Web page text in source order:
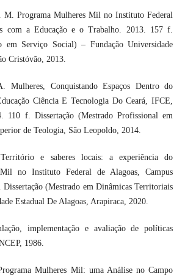
Programa Mulheres Mil no Instituto Federal
com a Educação e o Trabalho. 2013. 157 f.
em Serviço Social) – Fundação Universidade
Cristóvão, 2013.
Conquistando Espaços Dentro do
Ciência E Tecnologia Do Ceará, IFCE,
110 f. Dissertação (Mestrado Profissional em
de Teologia, São Leopoldo, 2014.
e saberes locais: a experiência do
no Instituto Federal de Alagoas, Campus
(Mestrado em Dinâmicas Territoriais
Estadual De Alagoas, Arapiraca, 2020.
implementação e avaliação de políticas
1986.
Mulheres Mil: uma Análise no Campo